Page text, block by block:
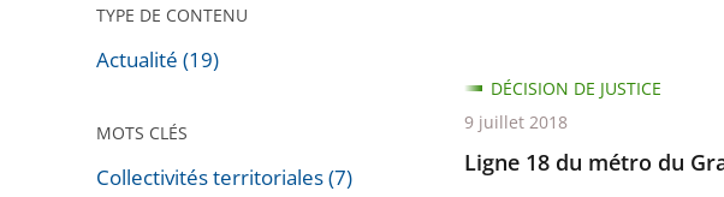
TYPE DE CONTENU
Actualité (19)
MOTS CLÉS
Collectivités territoriales (7)
Ligne 18 du métro du
DÉCISION DE JUSTICE
9 juillet 2018